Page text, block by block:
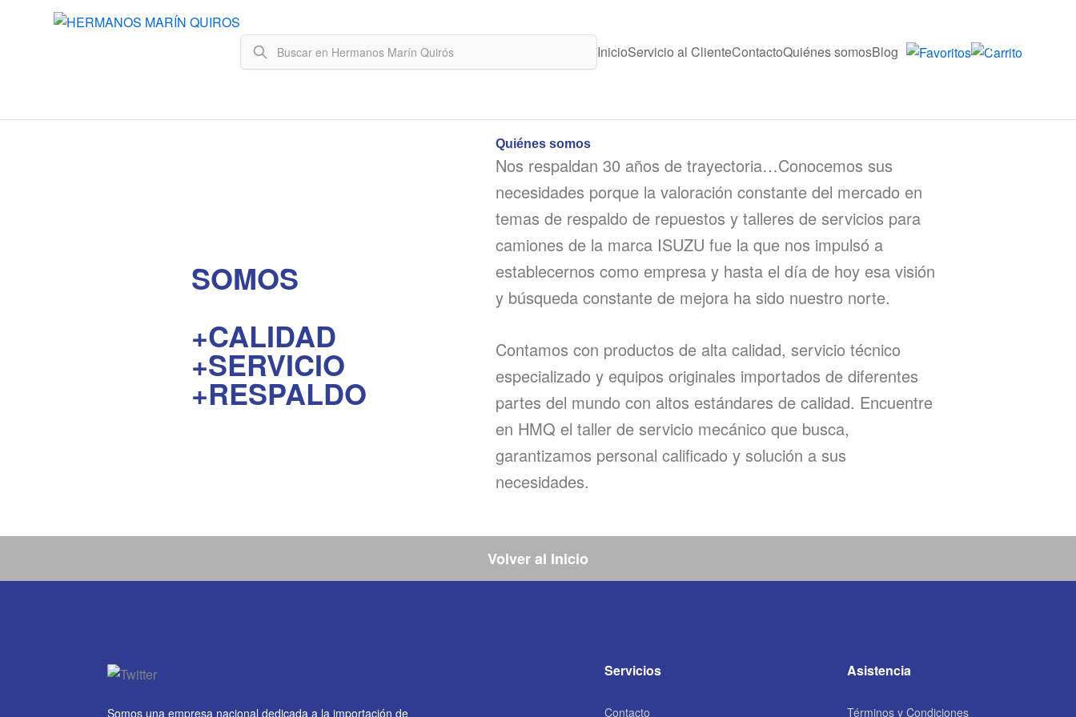
InicioServicio al ClienteContactoQuiénes somosBlog 0
SOMOS
+CALIDAD
+SERVICIO
+RESPALDO
Quiénes somos
Nos respaldan 30 años de trayectoria…Conocemos sus
necesidades porque la valoración constante del mercado en
temas de respaldo de repuestos y talleres de servicios para
camiones de la marca ISUZU fue la que nos impulsó a
establecernos como empresa y hasta el día de hoy esa visión
y búsqueda constante de mejora ha sido nuestro norte.
Contamos con productos de alta calidad, servicio técnico
especializado y equipos originales importados de diferentes
partes del mundo con altos estándares de calidad. Encuentre
en HMQ el taller de servicio mecánico que busca,
garantizamos personal calificado y solución a sus
necesidades.
Volver al Inicio
Somos una empresa nacional dedicada a la importación de
Servicios
Contacto
Asistencia
Términos y Condiciones